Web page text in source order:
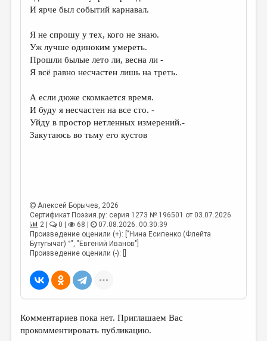
ОБЪЯВЛЕНИЯ
КОЛОНКА РЕДАКТОРА
ОТ РЕДАКЦИИ
МАЛАЯ ПРОЗА
ПУБЛИЦИСТИКА
РЕЦЕНЗИРОВАНИЕ
ЦИКЛЫ ПУБЛИКАЦИЙ
ТРЕДИАКОВСКИЙ
МЕДИА
ВКОНТАКТЕ
И ярче был событий карнавал.
Я не спрошу у тех, кого не знаю.
Уж лучше одиноким умереть.
Прошли былые лето ли, весна ли -
Я всё равно несчастен лишь на треть.
А если дюже скомкается время.
И буду я несчастен на все сто. -
Уйду в простор нетленных измерений.-
Закутаюсь во тьму его кустов
Алексей Борычев, 2026
Сертификат Поэзия.ру: серия 1273 № 196501 от 03.07.2026
2 |
0 | 68 |
07.08.2026. 00:30:39
Произведение оценили (+): ["Нина Есипенко (Флейта
Бутугычаг) °", "Евгений Иванов"]
Произведение оценили (-): []
Комментариев пока нет. Приглашаем Вас
прокомментировать публикацию.